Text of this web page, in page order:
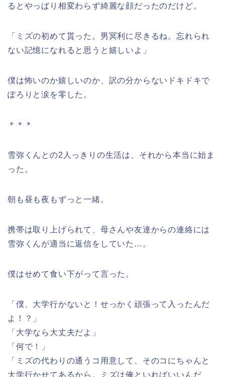
るとやっぱり相変わらず綺麗な顔だったのだけど。
「ミズの初めて貰った。男冥利に尽きるね。忘れられ
ない記憶になれると思うと嬉しいよ」
僕は怖いのか嬉しいのか、訳の分からないドキドキで
ぽろりと涙を零した。
＊＊＊
雪弥くんとの2人っきりの生活は、それから本当に始ま
った。
朝も昼も夜もずっと一緒。
携帯は取り上げられて、母さんや友達からの連絡には
雪弥くんが適当に返信をしていた…。
僕はせめて食い下がって言った。
「僕、大学行かないと！せっかく頑張って入ったんだ
よ！？」
「大学なら大丈夫だよ」
「何で！」
「ミズの代わりの通うコ用意して、そのコにちゃんと
大学行かせてあるから。ミズは俺といればいいんだ